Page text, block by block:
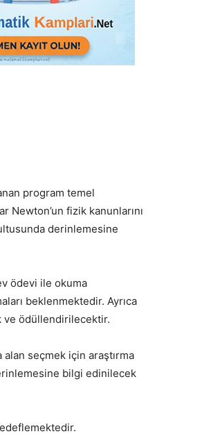
program temel
Newton’un fizik kanunlarını
derinlemesine
ödevi ile okuma
beklenmektedir. Ayrıca
ve ödüllendirilecektir.
seçmek için araştırma
bilgi edinilecek